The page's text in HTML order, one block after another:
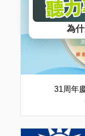
31周年